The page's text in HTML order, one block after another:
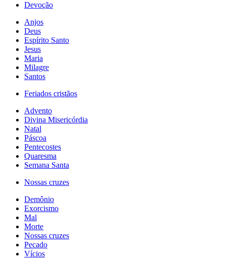
Devoção
Anjos
Deus
Espírito Santo
Jesus
Maria
Milagre
Santos
Feriados cristãos
Advento
Divina Misericórdia
Natal
Páscoa
Pentecostes
Quaresma
Semana Santa
Nossas cruzes
Demônio
Exorcismo
Mal
Morte
Nossas cruzes
Pecado
Vícios